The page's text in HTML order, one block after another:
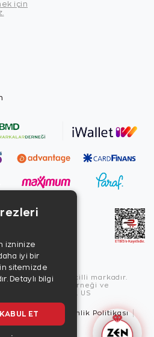
için
Zen Diamond tescilli markadır.
Markalar Derneği ve
Programı üyesidir. US
İlkeleri
Güvenlik Politikası
Politikası
izninize
iyi bir
sitemizde
Detaylı bilgi
ET